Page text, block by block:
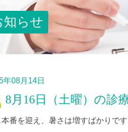
知らせ
年08月14日
8月16日（土曜）の診
本番を迎え、暑さは増すばかりで